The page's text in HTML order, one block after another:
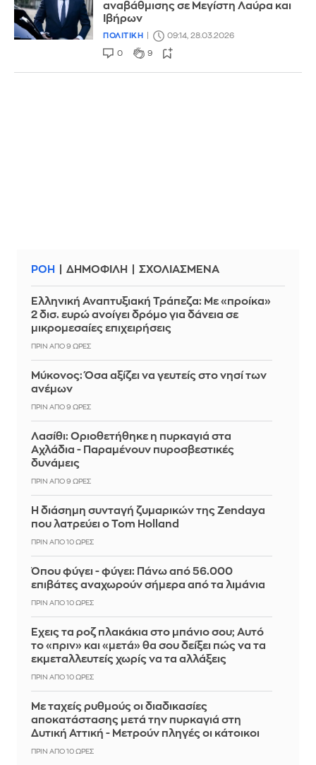
αναβάθμισης σε Μεγίστη Λαύρα και
Ιβήρων
ΠΟΛΙΤΙΚΗ 09:14, 28.03.2026
0 9
ΡΟΗ ΔΗΜΟΦΙΛΗ ΣΧΟΛΙΑΣΜΕΝΑ
Ελληνική Αναπτυξιακή Τράπεζα: Με «προίκα»
2 δισ. ευρώ ανοίγει δρόμο για δάνεια σε
μικρομεσαίες επιχειρήσεις
ΠΡΙΝ ΑΠΌ 9 ΏΡΕΣ
Μύκονος: Όσα αξίζει να γευτείς στο νησί των
ανέμων
ΠΡΙΝ ΑΠΌ 9 ΏΡΕΣ
Λασίθι: Οριοθετήθηκε η πυρκαγιά στα
Αχλάδια - Παραμένουν πυροσβεστικές
δυνάμεις
ΠΡΙΝ ΑΠΌ 9 ΏΡΕΣ
Η διάσημη συνταγή ζυμαρικών της Zendaya
που λατρεύει ο Tom Holland
ΠΡΙΝ ΑΠΌ 10 ΏΡΕΣ
Όπου φύγει - φύγει: Πάνω από 56.000
επιβάτες αναχωρούν σήμερα από τα λιμάνια
ΠΡΙΝ ΑΠΌ 10 ΏΡΕΣ
Έχεις τα ροζ πλακάκια στο μπάνιο σου; Αυτό
το «πριν» και «μετά» θα σου δείξει πώς να τα
εκμεταλλευτείς χωρίς να τα αλλάξεις
ΠΡΙΝ ΑΠΌ 10 ΏΡΕΣ
Με ταχείς ρυθμούς οι διαδικασίες
αποκατάστασης μετά την πυρκαγιά στη
Δυτική Αττική - Μετρούν πληγές οι κάτοικοι
ΠΡΙΝ ΑΠΌ 10 ΏΡΕΣ